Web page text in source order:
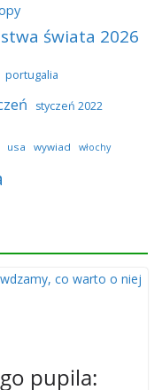
świata 2026
portugalia
styczeń 2022
usa wywiad włochy
pupila: